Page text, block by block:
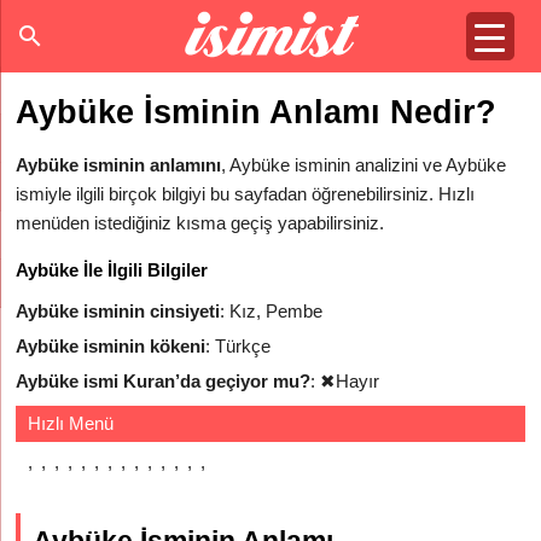
Aybüke İsminin Anlamı Nedir?
Aybüke isminin anlamını, Aybüke isminin analizini ve Aybüke
ismiyle ilgili birçok bilgiyi bu sayfadan öğrenebilirsiniz. Hızlı
menüden istediğiniz kısma geçiş yapabilirsiniz.
Aybüke İle İlgili Bilgiler
Aybüke isminin cinsiyeti: Kız, Pembe
Aybüke isminin kökeni: Türkçe
Aybüke ismi Kuran’da geçiyor mu?: ✖Hayır
Hızlı Menü